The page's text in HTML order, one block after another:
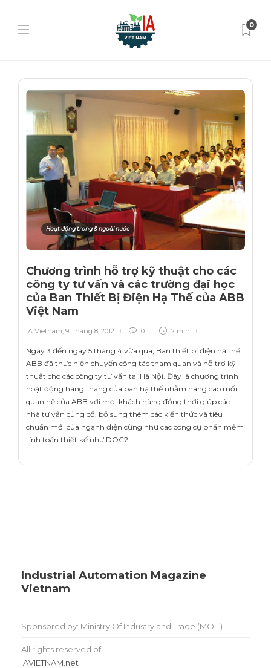
0
Hoạt động trong & ngoài nước
Chương trình hỗ trợ kỹ thuật cho các
công ty tư vấn và các trường đại học
của Ban Thiết Bị Điện Hạ Thế của ABB
Việt Nam
IA Vietnam, 9 Tháng 8, 2012 0 2 min
Ngày 3 đến ngày 5 tháng 4 vừa qua, Ban thiết bị điện hạ thế
ABB đã thực hiện chuyến công tác tham quan và hỗ trợ kỹ
thuật cho các công ty tư vấn tại Hà Nội. Đây là chương trình
hoạt động hàng tháng của ban hạ thế nhằm nâng cao mối
quan hệ của ABB với mọi khách hàng đồng thời giúp các
nhà tư vấn củng cố, bổ sung thêm các kiến thức và tiêu
chuẩn mới của ngành điện cũng như các công cụ phần mềm
tính toán thiết kế như DOC2.
Industrial Automation Magazine
Vietnam
Sponsored by: Ministry Of Industry and Trade (MOIT)
All rights reserved of
IAVIETNAM.net